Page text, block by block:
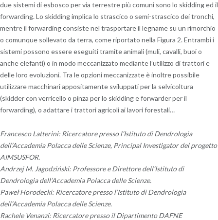
due sistemi di esbosco per via terrestre più comuni sono lo skidding ed il
forwarding. Lo skidding implica lo strascico o semi-strascico dei tronchi,
mentre il forwarding consiste nel trasportare il legname su un rimorchio
o comunque sollevato da terra, come riportato nella Figura 2. Entrambi i
sistemi possono essere eseguiti tramite animali (muli, cavalli, buoi o
anche elefanti) o in modo meccanizzato mediante l’utilizzo di trattori e
delle loro evoluzioni. Tra le opzioni meccanizzate è inoltre possibile
utilizzare macchinari appositamente sviluppati per la selvicoltura
(skidder con verricello o pinza per lo skidding e forwarder per il
forwarding), o adattare i trattori agricoli ai lavori forestali…
Francesco Latterini: Ricercatore presso l’Istituto di Dendrologia
dell’Accademia Polacca delle Scienze, Principal Investigator del progetto
AIMSUSFOR.
Andrzej M. Jagodziński: Professore e Direttore dell’Istituto di
Dendrologia dell’Accademia Polacca delle Scienze.
Paweł Horodecki: Ricercatore presso l’Istituto di Dendrologia
dell’Accademia Polacca delle Scienze.
Rachele Venanzi: Ricercatore presso il Dipartimento DAFNE